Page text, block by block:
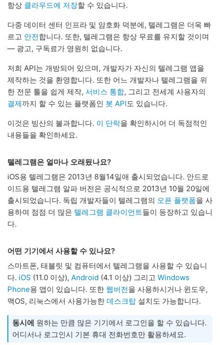
항상 클라우드에 저장할 수 있습니다.
다중 데이터 센터 인프라 및 암호화 덕분에, 텔레그램은 더욱 빠
르고 안전합니다. 또한, 텔레그램은 항상 무료를 유지할 것이며
— 광고, 구독료가 영원히 없습니다.
저희 API는 개방되어 있으며, 개발자가 자신의 텔레그램 앱을
제작하는 것을 환영합니다. 또한 어느 개발자나 텔레그램을 위
한 전문 툴을 쉽게 제작, 서비스 통합, 그리고 전세계 사용자의
결제까지 할 수 있는 플랫폼인 봇 API도 있습니다.
이것은 빙산의 불과합니다. 이 단락을 확인하시어 더 독점적인
내용들을 확인하세요.
텔레그램은 얼마나 오래됬나요?
iOS용 텔레그램은 2013년 8월14일애 출시되었습니다. 안드로
이드용 텔레그램 알파 버전은 공식적으로 2013년 10월 20일에
출시되었습니다. 독립 개발자들이 텔레그램의 오픈 플랫폼을 사
용하여 점점 더 많은 텔레그램 클라이언트들이 등장하고 있습니
다.
어떤 기기에서 사용할 수 있나요?
스마트폰, 태블릿 및 컴퓨터에서 텔레그램을 사용할 수 있습니
다. iOS (11.0 이상), Android (4.1 이상) 그리고 Windows
Phone용 앱이 있습니다. 또한 웹버전을 사용하시거나 윈도우,
맥OS, 리눅스에서 사용가능한 데스크탑 설치도 가능합니다.
동시에 원하는 만큼 많은 기기에서 로그인을 할 수 있습니다.
어디서나 로그인시 기본 휴대 전화번호만 활용하세요.